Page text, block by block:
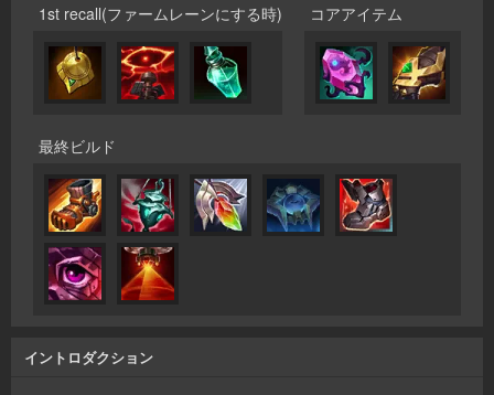
1st recall(ファームレーンにする時) コアアイテム
最終ビルド
イントロダクション